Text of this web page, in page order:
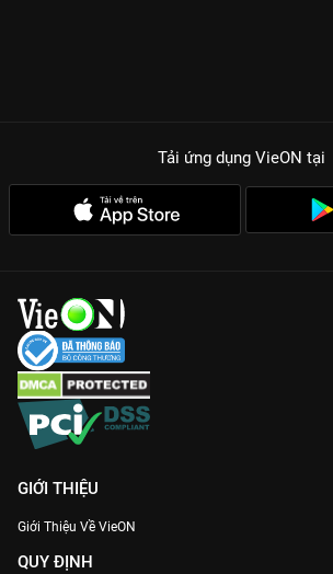
Tải ứng dụng VieON tại
GIỚI THIỆU
Giới Thiệu Về VieON
QUY ĐỊNH